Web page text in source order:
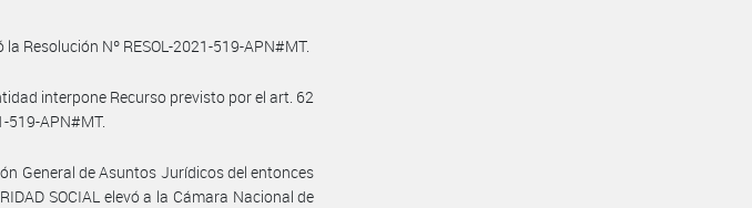
Resolución Nº RESOL-2021-519-APN#MT.
interpone Recurso previsto por el art. 62
519-APN#MT.
General de Asuntos Jurídicos del entonces
SOCIAL elevó a la Cámara Nacional de